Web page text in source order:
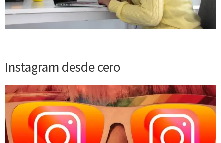
Instagram desde cero